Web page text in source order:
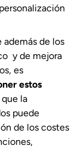
de los
y de mejora
es
estos
que la
puede
de los costes